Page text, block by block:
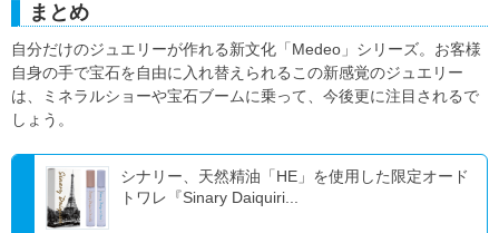
まとめ
自分だけのジュエリーが作れる新文化「Medeo」シリーズ。お客様
自身の手で宝石を自由に入れ替えられるこの新感覚のジュエリー
は、ミネラルショーや宝石ブームに乗って、今後更に注目されるで
しょう。
シナリー、天然精油「HE」を使用した限定オード
トワレ『Sinary Daiquiri...